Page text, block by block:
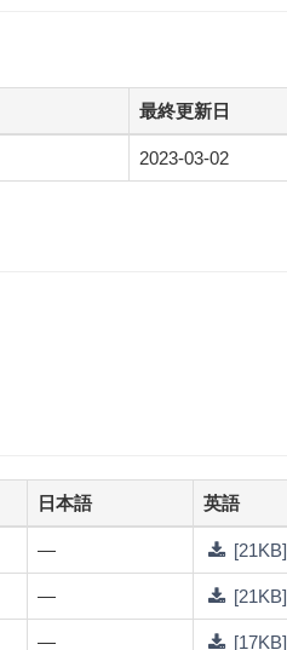
最終更新日
2023-03-02
日本語 英語
— [21KB]
— [21KB]
— [17KB]